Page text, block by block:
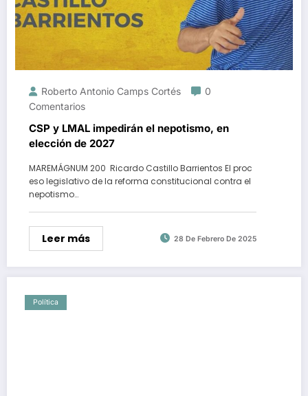
Roberto Antonio Camps Cortés
0
Comentarios
CSP y LMAL impedirán el nepotismo, en
elección de 2027
MAREMÁGNUM 200 Ricardo Castillo Barrientos El proc
eso legislativo de la reforma constitucional contra el
nepotismo…
Leer más 28 De Febrero De 2025
Política